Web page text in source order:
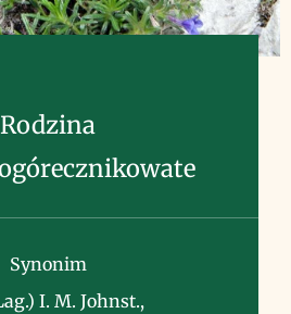
Rodzina
Synonim
I. M. Johnst.,